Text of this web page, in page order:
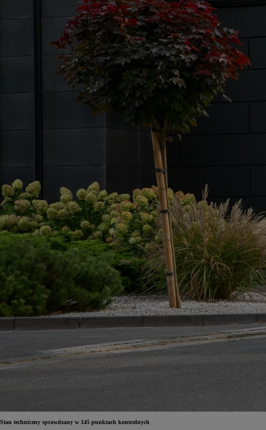
Stan techniczny sprawdzany w 145 punktach kontrolnych